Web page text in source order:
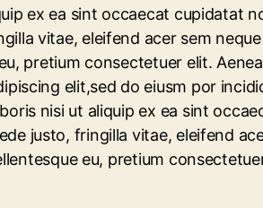
ex ea sint occaecat cupidatat
vitae, eleifend acer sem
pretium consectetuer elit.
elit,sed do eiusm por
nisi ut aliquip ex ea sint
justo, fringilla vitae, eleifend
eu, pretium